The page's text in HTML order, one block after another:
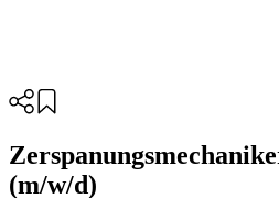
(m/w/d)